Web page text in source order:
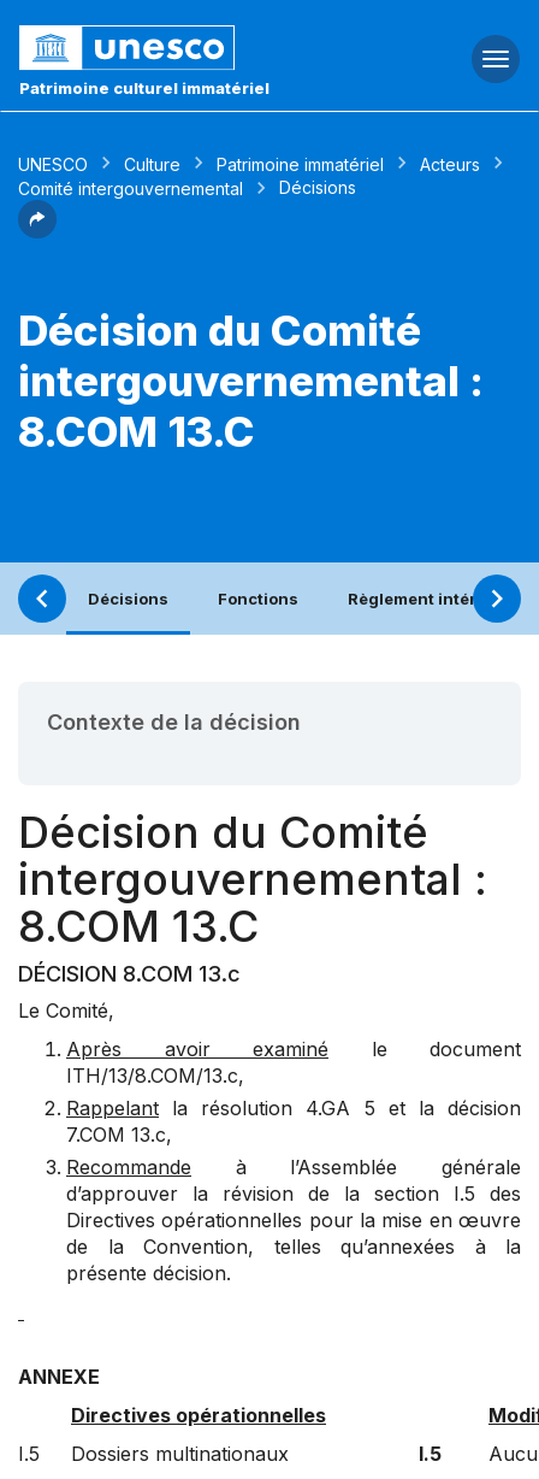
Patrimoine culturel immatériel
UNESCO Culture Patrimoine immatériel
Acteurs
Comité intergouvernemental
Décisions
Décision du Comité
intergouvernemental :
8.COM 13.C
Décisions Fonctions Règlement intérieur
Contexte de la décision
Décision du Comité
intergouvernemental :
8.COM 13.C
DÉCISION 8.COM 13.c
Le Comité,
Après avoir examiné le document
ITH/13/8.COM/13.c,
Rappelant la résolution 4.GA 5 et la décision
7.COM 13.c,
Recommande à l’Assemblée générale
d’approuver la révision de la section I.5 des
Directives opérationnelles pour la mise en œuvre
de la Convention, telles qu’annexées à la
présente décision.
ANNEXE
Directives opérationnelles
I.5
Dossiers multinationaux I.5